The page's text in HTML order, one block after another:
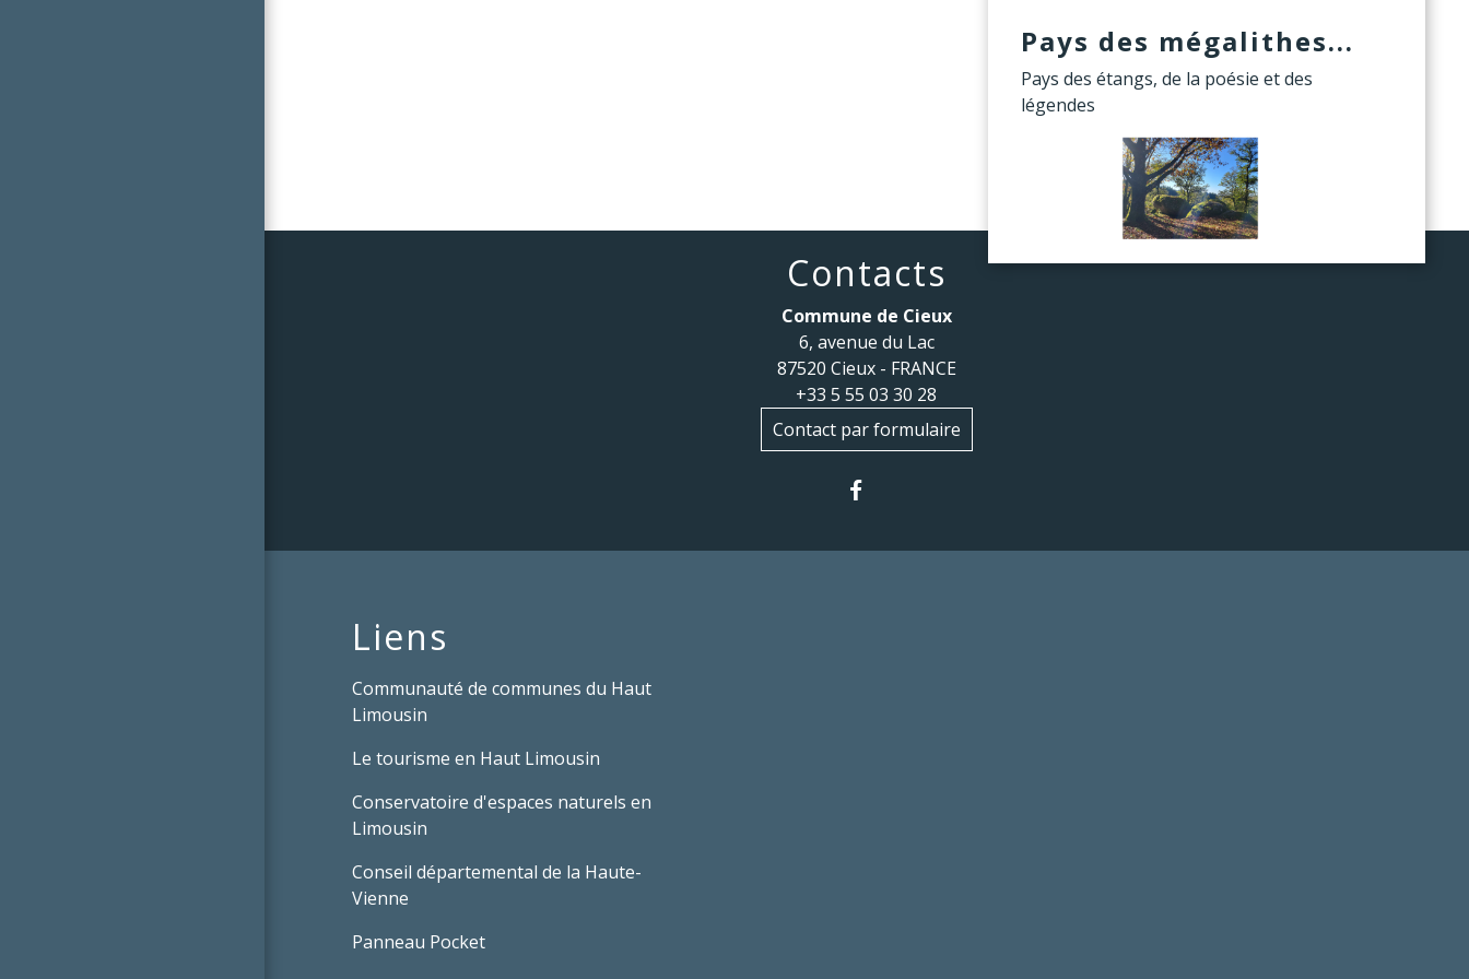
Pays des mégalithes...
Pays des étangs, de la poésie et des
légendes
Contacts
Commune de Cieux
6, avenue du Lac
87520 Cieux - FRANCE
+33 5 55 03 30 28
Contact par formulaire
Liens
Communauté de communes du Haut
Limousin
Le tourisme en Haut Limousin
Conservatoire d'espaces naturels en
Limousin
Conseil départemental de la Haute-
Vienne
Panneau Pocket